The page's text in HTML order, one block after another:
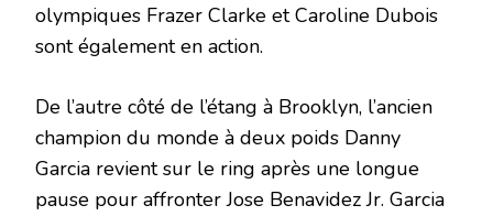
olympiques Frazer Clarke et Caroline Dubois
sont également en action.
De l’autre côté de l’étang à Brooklyn, l’ancien
champion du monde à deux poids Danny
Garcia revient sur le ring après une longue
pause pour affronter Jose Benavidez Jr. Garcia